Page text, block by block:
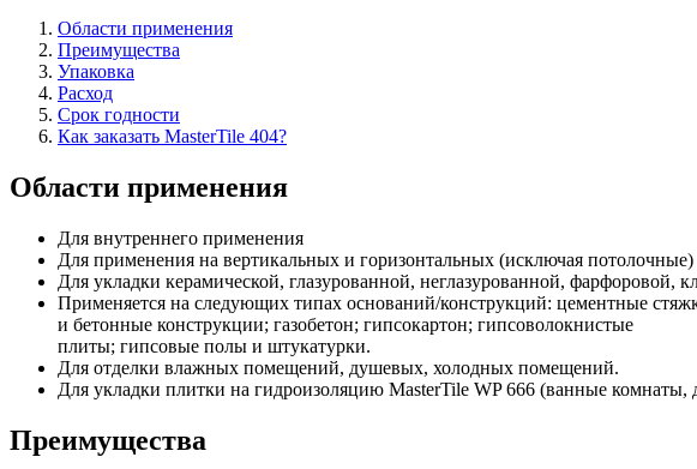
Области применения
Преимущества
Упаковка
Расход
Срок годности
Как заказать MasterTile 404?
Области применения
Для внутреннего применения
Для применения на вертикальных и горизонтальных (исключая потолочные)
Для укладки керамической, глазурованной, неглазурованной, фарфоровой,
Применяется на следующих типах оснований/конструкций: цементные
и бетонные конструкции; газобетон; гипсокартон; гипсоволокнистые
плиты; гипсовые полы и штукатурки.
Для отделки влажных помещений, душевых, холодных помещений.
Для укладки плитки на гидроизоляцию MasterTile WP 666 (ванные комнаты,
Преимущества